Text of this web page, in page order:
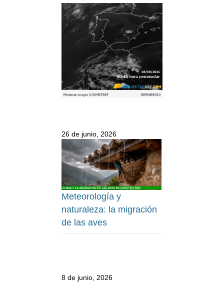
26 de junio, 2026
Meteorología y
naturaleza: la migración
de las aves
8 de junio, 2026